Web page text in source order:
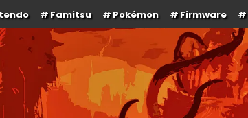
Famitsu Pokémon Firmware